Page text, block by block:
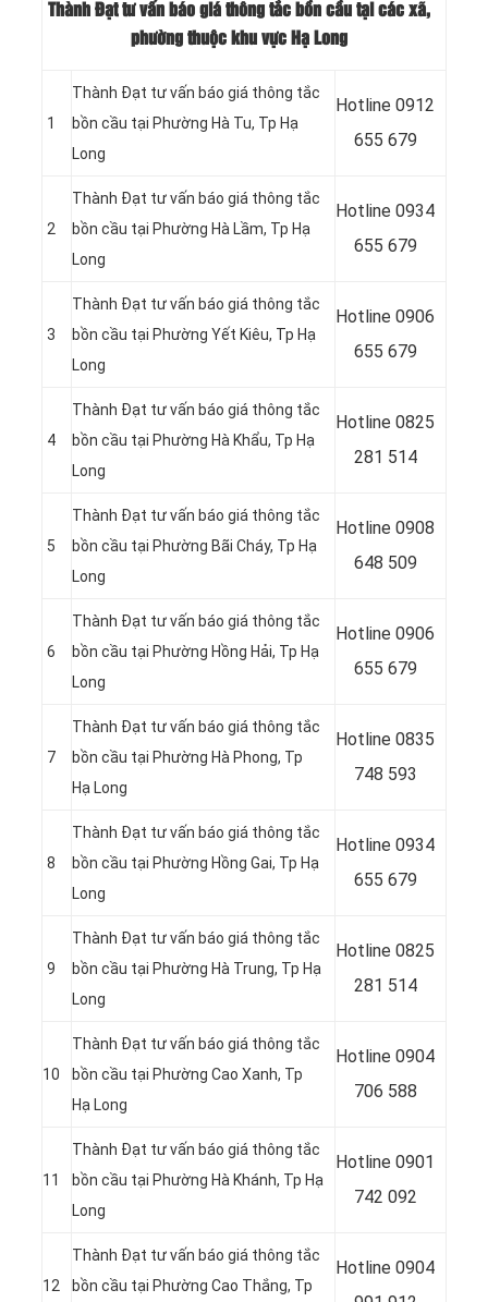
Thành Đạt tư vấn báo giá thông tắc bồn cầu tại các xã,
phường thuộc khu vực Hạ Long
1
Thành Đạt tư vấn báo giá thông tắc
bồn cầu tại Phường Hà Tu, Tp Hạ
Long
Hotline 0912
655 679
2
Thành Đạt tư vấn báo giá thông tắc
bồn cầu tại Phường Hà Lầm, Tp Hạ
Long
Hotline 0934
655 679
3
Thành Đạt tư vấn báo giá thông tắc
bồn cầu tại Phường Yết Kiêu, Tp Hạ
Long
Hotline 0906
655 679
4
Thành Đạt tư vấn báo giá thông tắc
bồn cầu tại Phường Hà Khẩu, Tp Hạ
Long
Hotline 0825
281 514
5
Thành Đạt tư vấn báo giá thông tắc
bồn cầu tại Phường Bãi Cháy, Tp Hạ
Long
Hotline 0908
648 509
6
Thành Đạt tư vấn báo giá thông tắc
bồn cầu tại Phường Hồng Hải, Tp Hạ
Long
Hotline 0906
655 679
7
Thành Đạt tư vấn báo giá thông tắc
bồn cầu tại Phường Hà Phong, Tp
Hạ Long
Hotline 0835
748 593
8
Thành Đạt tư vấn báo giá thông tắc
bồn cầu tại Phường Hồng Gai, Tp Hạ
Long
Hotline 0934
655 679
9
Thành Đạt tư vấn báo giá thông tắc
bồn cầu tại Phường Hà Trung, Tp Hạ
Long
Hotline 0825
281 514
10
Thành Đạt tư vấn báo giá thông tắc
bồn cầu tại Phường Cao Xanh, Tp
Hạ Long
Hotline 0904
706 588
11
Thành Đạt tư vấn báo giá thông tắc
bồn cầu tại Phường Hà Khánh, Tp Hạ
Long
Hotline 0901
742 092
12
Thành Đạt tư vấn báo giá thông tắc
bồn cầu tại Phường Cao Thắng, Tp
Hotline 0904